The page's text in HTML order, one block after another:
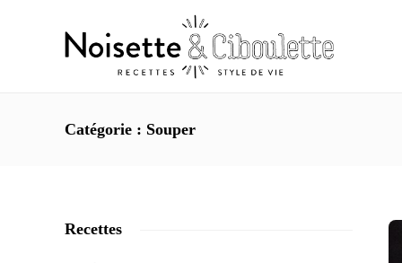
Catégorie : Souper
Recettes